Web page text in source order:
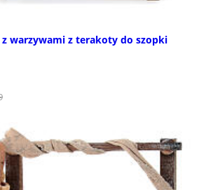
z warzywami z terakoty do szopki